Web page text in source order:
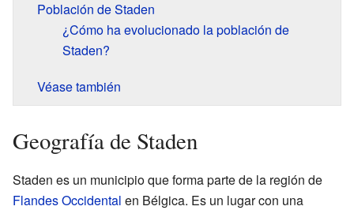
Población de Staden
¿Cómo ha evolucionado la población de
Staden?
Véase también
Geografía de Staden
Staden es un municipio que forma parte de la región de
Flandes Occidental en Bélgica. Es un lugar con una